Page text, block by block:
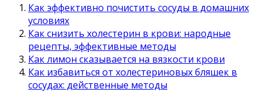
Как эффективно почистить сосуды в домашних
условиях
Как снизить холестерин в крови: народные
рецепты, эффективные методы
Как лимон сказывается на вязкости крови
Как избавиться от холестериновых бляшек в
сосудах: действенные методы